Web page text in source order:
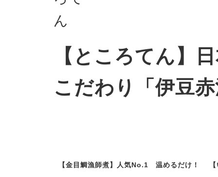
【ところてん】
こだわり「伊豆
【金目鯛漁師煮】人気No.1 温めるだけ！